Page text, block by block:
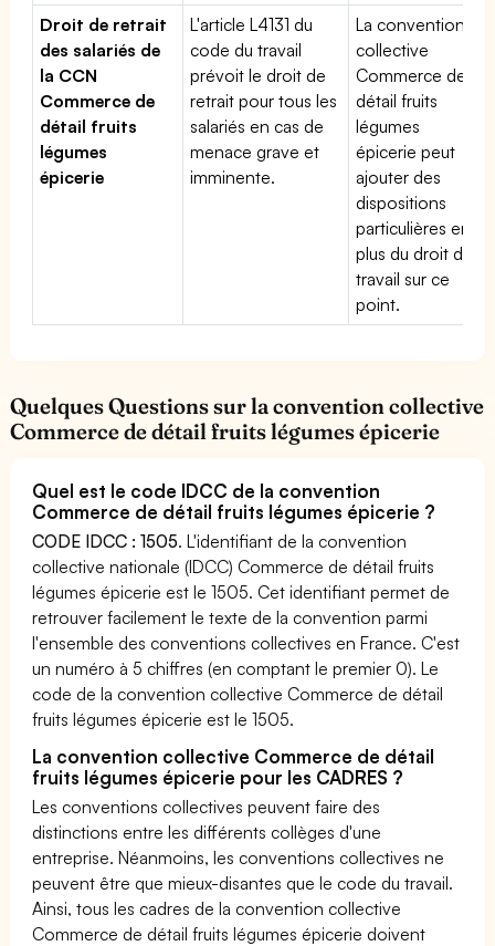
Droit de retrait
des salariés de
la CCN
Commerce de
détail fruits
légumes
épicerie
L'article L4131 du
code du travail
prévoit le droit de
retrait pour tous les
salariés en cas de
menace grave et
imminente.
La convention
collective
Commerce de
détail fruits
légumes
épicerie peut
ajouter des
dispositions
particulières en
plus du droit du
travail sur ce
point.
Quelques Questions sur la convention collective
Commerce de détail fruits légumes épicerie
Quel est le code IDCC de la convention
Commerce de détail fruits légumes épicerie ?
CODE IDCC : 1505. L'identifiant de la convention
collective nationale (IDCC) Commerce de détail fruits
légumes épicerie est le 1505. Cet identifiant permet de
retrouver facilement le texte de la convention parmi
l'ensemble des conventions collectives en France. C'est
un numéro à 5 chiffres (en comptant le premier 0). Le
code de la convention collective Commerce de détail
fruits légumes épicerie est le 1505.
La convention collective Commerce de détail
fruits légumes épicerie pour les CADRES ?
Les conventions collectives peuvent faire des
distinctions entre les différents collèges d'une
entreprise. Néanmoins, les conventions collectives ne
peuvent être que mieux-disantes que le code du travail.
Ainsi, tous les cadres de la convention collective
Commerce de détail fruits légumes épicerie doivent